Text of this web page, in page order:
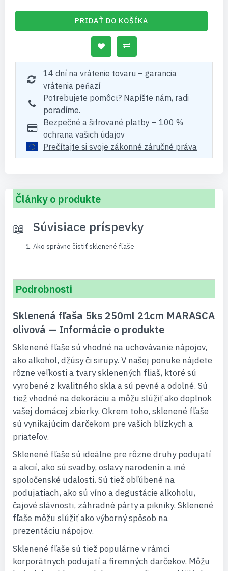
PRIDAŤ DO KOŠÍKA
14 dní na vrátenie tovaru – garancia
vrátenia peňazí
Potrebujete pomôcť? Napíšte nám, radi
poradíme.
Bezpečné a šifrované platby – 100 %
ochrana vašich údajov
Prečítajte si svoje zákonné záručné práva
Články o produkte
Súvisiace príspevky
Ako správne čistiť sklenené fľaše
Podrobnosti
Sklenená fľaša 5ks 250ml 21cm MARASCA
olivová — Informácie o produkte
Sklenené fľaše sú vhodné na uchovávanie nápojov,
ako alkohol, džúsy či sirupy. V našej ponuke nájdete
rôzne veľkosti a tvary sklenených fliaš, ktoré sú
vyrobené z kvalitného skla a sú pevné a odolné. Sú
tiež vhodné na dekoráciu a môžu slúžiť ako doplnok
vašej domácej zbierky. Okrem toho, sklenené fľaše
sú vynikajúcim darčekom pre vašich blízkych a
priateľov.
Sklenené fľaše sú ideálne pre rôzne druhy podujatí
a akcií, ako sú svadby, oslavy narodenín a iné
spoločenské udalosti. Sú tiež obľúbené na
podujatiach, ako sú víno a degustácie alkoholu,
čajové slávnosti, záhradné párty a pikniky. Sklenené
fľaše môžu slúžiť ako výborný spôsob na
prezentáciu nápojov.
Sklenené fľaše sú tiež populárne v rámci
korporátnych podujatí a firemných darčekov. Môžu